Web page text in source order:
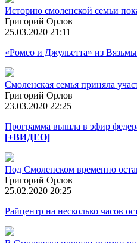
Историю смоленской семьи
Григорий Орлов
25.03.2020 21:11
«Ромео и Джульетта» из
Смоленская семья приняла
Григорий Орлов
23.03.2020 22:25
Программа вышла в эфир
[+ВИДЕО]
Под Смоленском временно
Григорий Орлов
25.02.2020 20:25
Райцентр на несколько часов